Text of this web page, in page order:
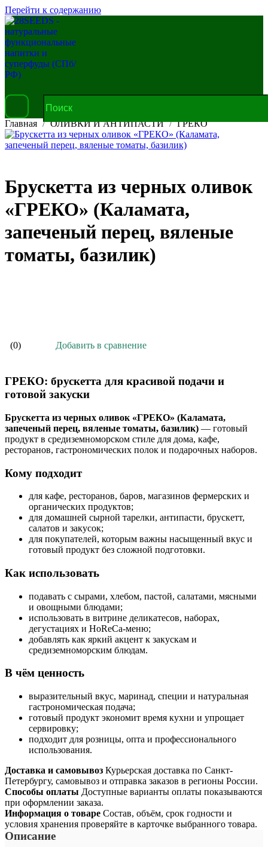
Перейти к содержанию
Главная ОЛИВКИ И АНТИПАСТИ ГРЕКО
Брускетта из черных оливок
«ГРЕКО» (Каламата,
запеченый перец, вяленые
томаты, базилик)
(0) Добавить в сравнение
ГРЕКО: брускетта для красивой подачи и
готовой закуски
Брускетта из черных оливок «ГРЕКО» (Каламата,
запеченый перец, вяленые томаты, базилик) — готовый
продукт в средиземноморском стиле для дома, кафе,
ресторанов, гастрономических полок и подарочных наборов.
Кому подходит
для кафе, ресторанов, баров, магазинов фермерских и
органических продуктов;
для домашней сырной тарелки, антипасти, брускетт,
салатов и закусок;
для покупателей, которым важны насыщенный вкус и
готовый продукт без сложной подготовки.
Как использовать
подавать с сырами, хлебом, пастой, салатами, мясными
и овощными блюдами;
использовать в витрине деликатесов, наборах,
дегустациях и HoReCa-меню;
добавлять как яркий акцент к закускам и
средиземноморским блюдам.
В чём ценность
выразительный вкус, маринад, специи и натуральная
гастрономическая подача;
готовый продукт экономит время кухни и упрощает
сервировку;
подходит для розницы, опта и профессионального
использования.
Доставка и самовывоз Курьерская доставка по Санкт-
Петербургу, самовывоз и отправка заказов в регионы России.
Способы оплаты Доступные варианты оплаты показываются
при оформлении заказа.
Информация о товаре Состав, объём, срок годности и
условия хранения проверяйте в карточке выбранного товара.
Описание